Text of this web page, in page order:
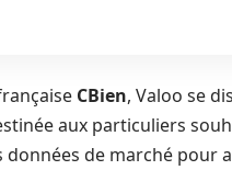
CBien, Valoo se
aux particuliers
données de marché